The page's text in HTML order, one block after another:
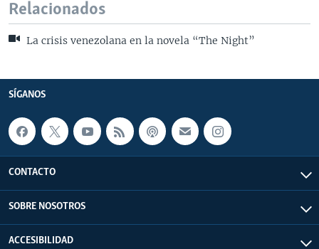
Relacionados
La crisis venezolana en la novela “The Night”
SÍGANOS
CONTACTO
SOBRE NOSOTROS
ACCESIBILIDAD